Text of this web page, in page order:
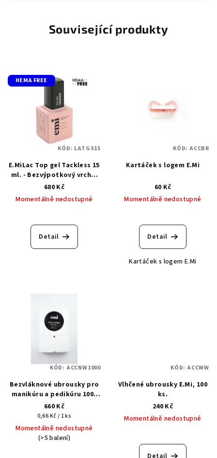
Související produkty
HEMA FREE
E.MiLac Top gel Tackless 15
ml. - Bezvýpotkový vrchní
top gel
680 Kč
Momentálně nedostupné
hodnocení
produktu
Detail
KÓD: LATGS15
Kartáček s logem E.Mi
60 Kč
Momentálně nedostupné
hodnocení
produktu
z
Detail
Kartáček s logem E.Mi
KÓD: ACCBR
Bezvláknové ubrousky pro
manikúru a pedikúru 1000
ks.
660 Kč
Měrná
cena:
0,66 Kč / 1 ks
Momentálně nedostupné
(>5 balení)
KÓD: ACCNW1000
Vlhčené ubrousky E.Mi, 100
ks.
240 Kč
Momentálně nedostupné
Detail
KÓD: ACCWW